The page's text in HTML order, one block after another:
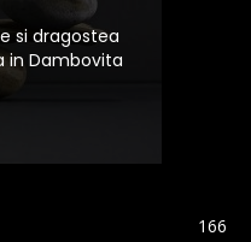
si dragostea
in Dambovita
166